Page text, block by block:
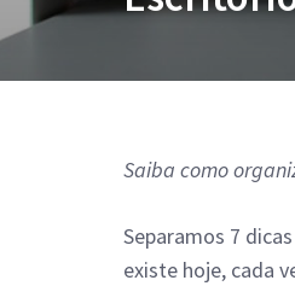
Saiba como
Separamos 7
existe hoje, cada